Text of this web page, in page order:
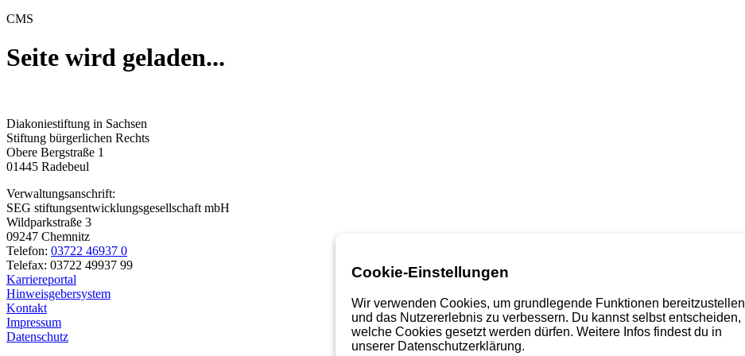
CMS
Seite wird geladen...
Diakoniestiftung in Sachsen
Stiftung bürgerlichen Rechts
Obere Bergstraße 1
01445 Radebeul
Verwaltungsanschrift:
SEG stiftungsentwicklungsgesellschaft mbH
Wildparkstraße 3
09247 Chemnitz
Telefon: 03722 46937 0
Telefax: 03722 49937 99
Karriereportal
Hinweisgebersystem
Kontakt
Impressum
Datenschutz
Cookie-Einstellungen
Wir verwenden Cookies, um grundlegende Funktionen bereitzustellen
und das Nutzererlebnis zu verbessern. Du kannst selbst entscheiden,
welche Cookies gesetzt werden dürfen. Weitere Infos findest du in
unserer Datenschutzerklärung.